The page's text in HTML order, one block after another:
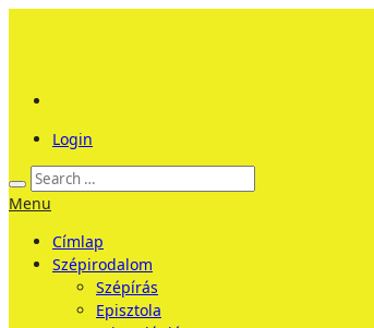
Login
Menu
Címlap
Szépirodalom
Szépírás
Episztola